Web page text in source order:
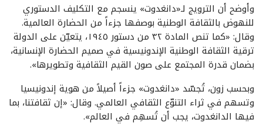
وأوضح أن الترويج لـ«دانغدوت» ينسجم مع التكليف الدستوري
للنهوض بالثقافة الوطنية بوصفها جزءاً من الحضارة العالمية.
وقال: «كما تنص المادة ٣٢ من دستور ١٩٤٥، يتعيّن على الدولة
ترقية الثقافة الوطنية الإندونيسية في صميم الحضارة الإنسانية،
بضمان قدرة المجتمع على صون القيم الثقافية وتطويرها».
وبحسب زون، تُجسّد «دانغدوت» جزءاً أصيلاً من هوية إندونيسيا
وتسهم في ثراء التنوّع الثقافي العالمي. وقال: «إن ثقافتنا، بما
فيها الدانغدوت، يجب أن تُسهِم في العالم».